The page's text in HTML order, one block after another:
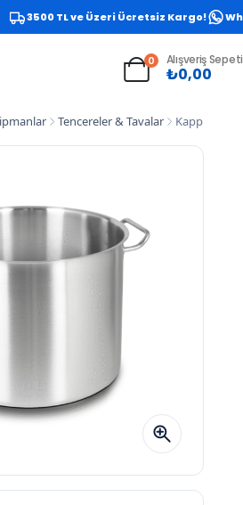
3500 TL ve Üzeri Ücretsiz Kargo!
0 Alışveriş Sepeti
₺0,00
Tencereler & Tavalar Kapp